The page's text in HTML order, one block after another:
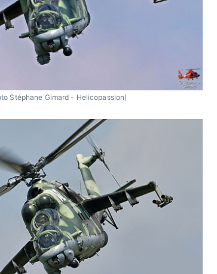
Stéphane Gimard - Helicopassion)